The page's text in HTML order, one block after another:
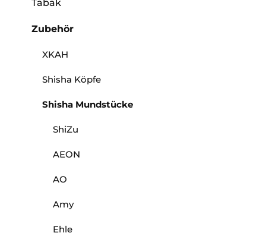
Tabak
Zubehör
XKAH
Shisha Köpfe
Shisha Mundstücke
ShiZu
AEON
AO
Amy
Ehle